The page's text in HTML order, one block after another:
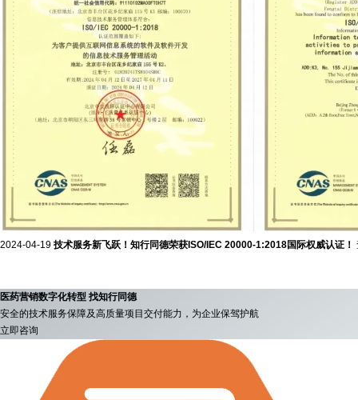
2024-04-19 技术服务新飞跃！知行同德荣获ISO/IEC 20000-1:2018国际权威认证！
医药营销数字化转型 找知行同德
安全的技术服务保障及高质量项目交付能力，为企业保驾护航
立即咨询